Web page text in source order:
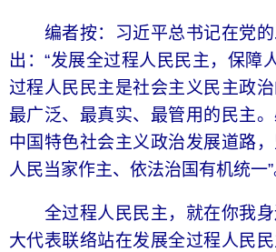
编者按：习近平总书记在党
出：“发展全过程人民民主，保障
过程人民民主是社会主义民主政
最广泛、最真实、最管用的民主
中国特色社会主义政治发展道路，
人民当家作主、依法治国有机统一”
全过程人民民主，就在你我身
大代表联络站在发展全过程人民